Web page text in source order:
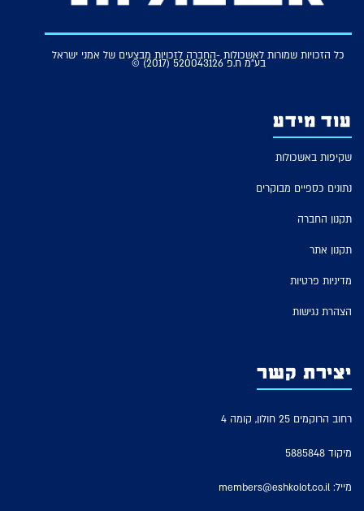
כל הזכויות שמורות לאשכולות -החברה לזכויות מבצעים של אמני ישראל
בע"מ ח.פ 520043126 (2017) ©
עוד מידע
שקיפות באשכולות
נתונים כספיים מבוקרים
תקנון החברה
תקנון אתר
מדיניות פרטיות
הצהרת נגישות
יצירת קשר
רחוב הרוקמים 25 חולון, קומה 4
מיקוד 5885848
מייל: members@eshkolot.co.il